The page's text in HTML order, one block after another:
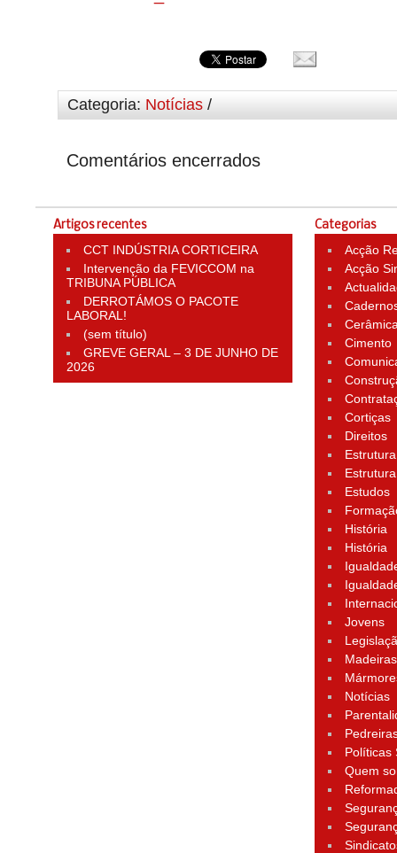
Categoria: Notícias /
Comentários encerrados
Artigos recentes
CCT INDÚSTRIA CORTICEIRA
Intervenção da FEVICCOM na
TRIBUNA PÚBLICA
DERROTÁMOS O PACOTE
LABORAL!
(sem título)
GREVE GERAL – 3 DE JUNHO DE
2026
Categorias
Acção
Acção
Cimento
Cortiças
Direitos
Estudos
História
História
Jovens
Madeiras
Notícias
Políticas
Quem